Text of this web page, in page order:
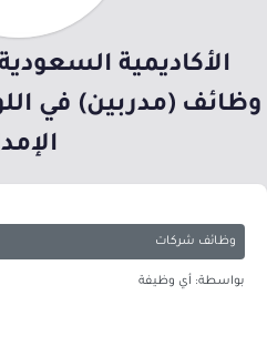
الأكاديمية
وظائف (مدربين) في
وظائف شركات
بواسطة: أي وظيفة